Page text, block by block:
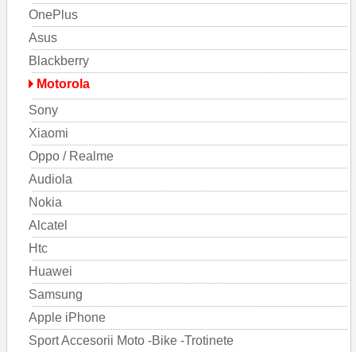
OnePlus
Asus
Blackberry
Motorola
Sony
Xiaomi
Oppo / Realme
Audiola
Nokia
Alcatel
Htc
Huawei
Samsung
Apple iPhone
Sport Accesorii Moto -Bike -Trotinete